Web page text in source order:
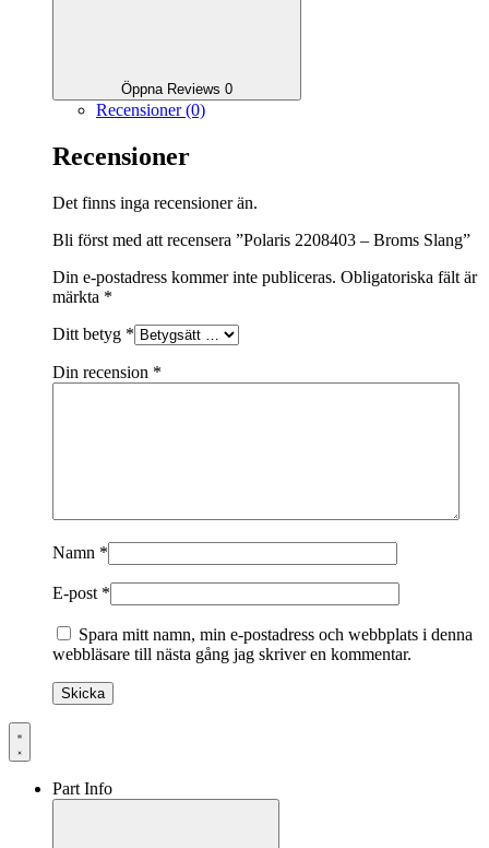
Öppna Reviews 0
Recensioner (0)
Recensioner
Det finns inga recensioner än.
Bli först med att recensera ”Polaris 2208403 – Broms Slang”
Din e-postadress kommer inte publiceras. Obligatoriska fält är
märkta *
Ditt betyg *
Din recension *
Namn *
E-post *
Spara mitt namn, min e-postadress och webbplats i denna
webbläsare till nästa gång jag skriver en kommentar.
Part Info